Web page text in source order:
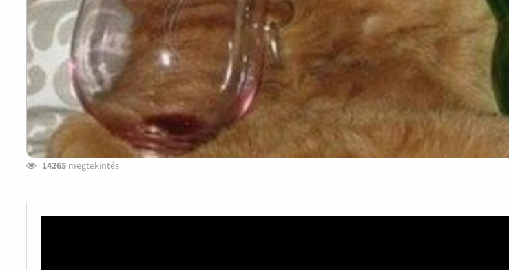
14265 megtekintés